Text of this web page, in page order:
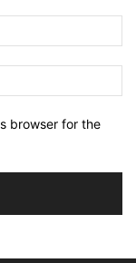
browser for the